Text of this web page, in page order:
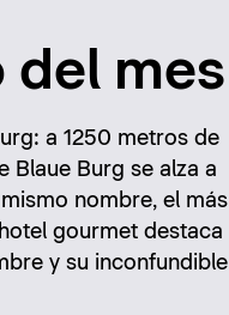
del mes
a 1250 metros de
Blaue Burg se alza a
nombre, el más
gourmet destaca
y su inconfundible